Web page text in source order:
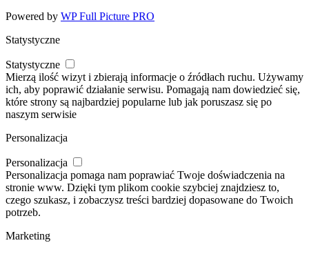
Powered by WP Full Picture PRO
Statystyczne
Statystyczne
Mierzą ilość wizyt i zbierają informacje o źródłach ruchu. Używamy
ich, aby poprawić działanie serwisu. Pomagają nam dowiedzieć się,
które strony są najbardziej popularne lub jak poruszasz się po
naszym serwisie
Personalizacja
Personalizacja
Personalizacja pomaga nam poprawiać Twoje doświadczenia na
stronie www. Dzięki tym plikom cookie szybciej znajdziesz to,
czego szukasz, i zobaczysz treści bardziej dopasowane do Twoich
potrzeb.
Marketing